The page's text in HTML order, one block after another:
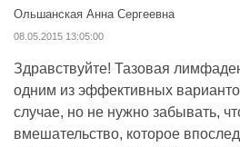
Ольшанская Анна Сергеевна
08.05.2015 13:05:00
Здравствуйте! Тазовая
одним из эффективных
случае, но не нужно забывать,
вмешательство, которое